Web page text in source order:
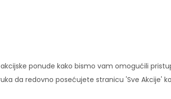
ponude kako bismo vam omogućili
da redovno posećujete stranicu 'Sve Akcije'